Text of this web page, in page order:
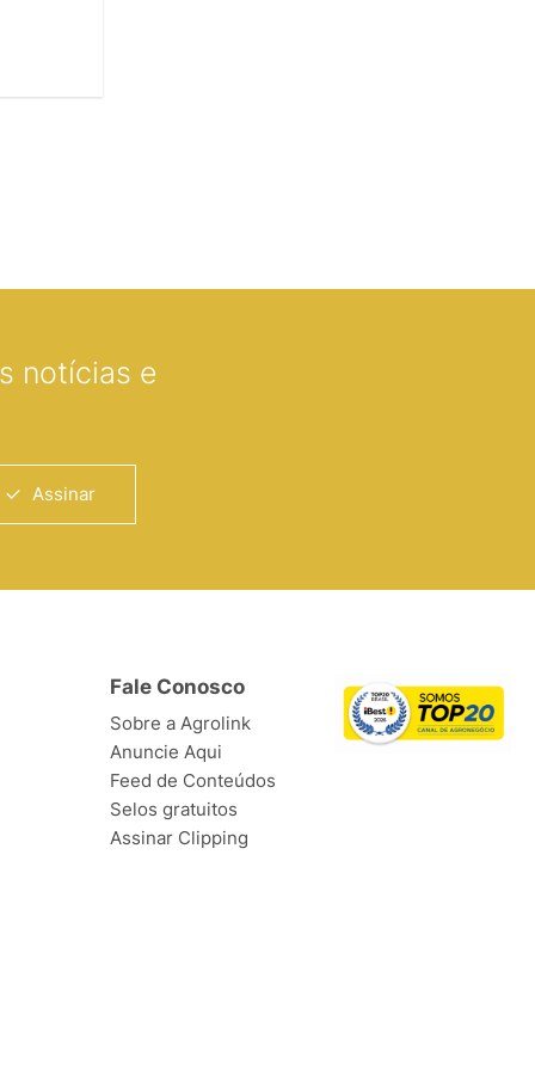
notícias e
Assinar
Fale Conosco
Sobre a Agrolink
Anuncie Aqui
Feed de Conteúdos
Selos gratuitos
Assinar Clipping